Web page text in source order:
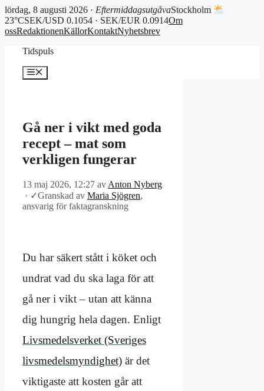
lördag, 8 augusti 2026 · EftermiddagsutgåvaStockholm
23°CSEK/USD 0.1054 · SEK/EUR 0.0914Om
ossRedaktionenKällorKontaktNyhetsbrev
Tidspuls
Meny
Gå ner i vikt med goda
recept – mat som
verkligen fungerar
13 maj 2026, 12:27 av Anton Nyberg
· ✓Granskad av Maria Sjögren,
ansvarig för faktagranskning
Du har säkert stått i köket och
undrat vad du ska laga för att
gå ner i vikt – utan att känna
dig hungrig hela dagen. Enligt
Livsmedelsverket (Sveriges
livsmedelsmyndighet) är det
viktigaste att kosten går att